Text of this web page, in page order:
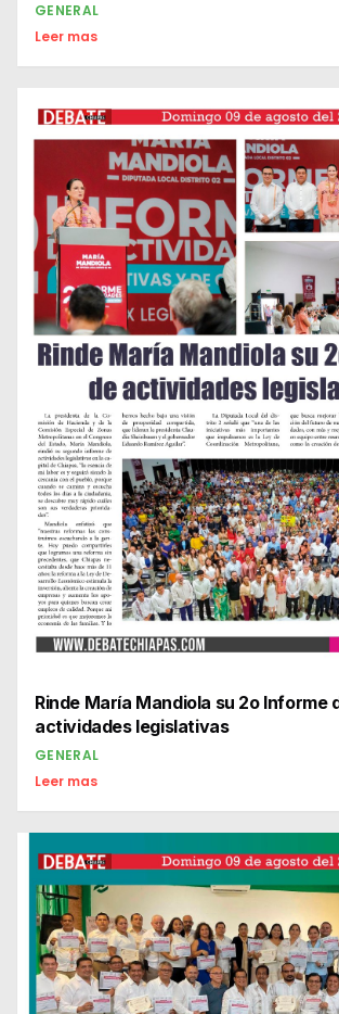
GENERAL
Leer mas
Rinde María Mandiola su 2o Informe
actividades legislativas
GENERAL
Leer mas